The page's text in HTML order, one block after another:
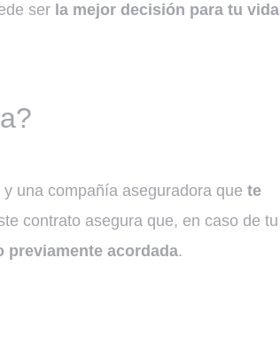
ser la mejor decisión para tu vida
una compañía aseguradora que te
contrato asegura que, en caso de tu
previamente acordada.